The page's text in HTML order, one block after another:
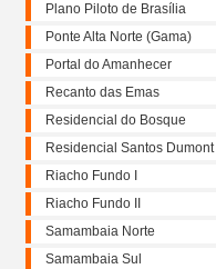
Plano Piloto de Brasília
Ponte Alta Norte (Gama)
Portal do Amanhecer
Recanto das Emas
Residencial do Bosque
Residencial Santos Dumont
Riacho Fundo I
Riacho Fundo II
Samambaia Norte
Samambaia Sul